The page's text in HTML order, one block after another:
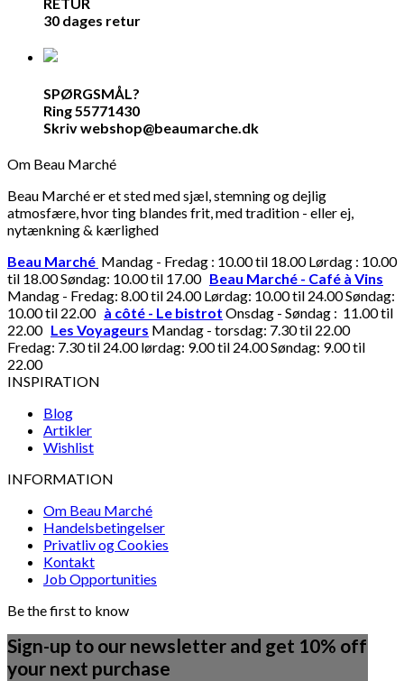
30 dages retur
SPØRGSMÅL?
Ring 55771430
Skriv webshop@beaumarche.dk
Om Beau Marché
Beau Marché er et sted med sjæl, stemning og dejlig
atmosfære, hvor ting blandes frit, med tradition - eller ej,
nytænkning & kærlighed
Beau Marché Mandag - Fredag : 10.00 til 18.00 Lørdag : 10.00
til 18.00 Søndag: 10.00 til 17.00 Beau Marché - Café à Vins
Mandag - Fredag: 8.00 til 24.00 Lørdag: 10.00 til 24.00 Søndag:
10.00 til 22.00 à côté - Le bistrot Onsdag - Søndag : 11.00 til
22.00 Les Voyageurs Mandag - torsdag: 7.30 til 22.00
Fredag: 7.30 til 24.00 lørdag: 9.00 til 24.00 Søndag: 9.00 til
22.00
INSPIRATION
Blog
Artikler
Wishlist
INFORMATION
Om Beau Marché
Handelsbetingelser
Privatliv og Cookies
Kontakt
Job Opportunities
Be the first to know
Sign-up to our newsletter and get 10% off
your next purchase